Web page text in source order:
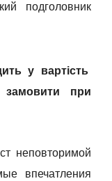
подголовник
у вартість
замовити при
неповторимой
впечатления